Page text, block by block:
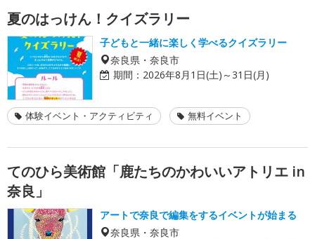
夏のはっけん！クイズラリー
子どもと一緒に楽しく学べるクイズラリー
奈良県・奈良市
期間： 2026年8月1日(土)～31日(月)
体験イベント・アクティビティ 無料イベント
てのひら美術館「鹿たちのかわいいアトリエ in
奈良」
アートで奈良で編集をするイベントが始まる
奈良県・奈良市